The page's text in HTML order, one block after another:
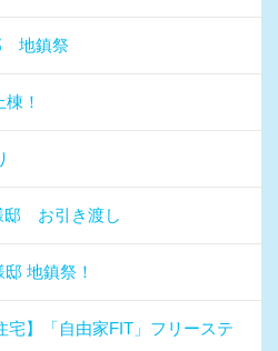
地鎮祭
！
邸 お引き渡し
地鎮祭！
宅】「自由家FIT」フリーステ